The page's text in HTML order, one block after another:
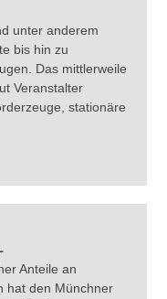
unter anderem
bis hin zu
Das mittlerweile
Veranstalter
stationäre
Anteile an
hat den Münchner